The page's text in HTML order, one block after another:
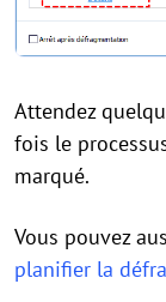
Attendez
fois le
marqué.
Vous pouvez
planifier la